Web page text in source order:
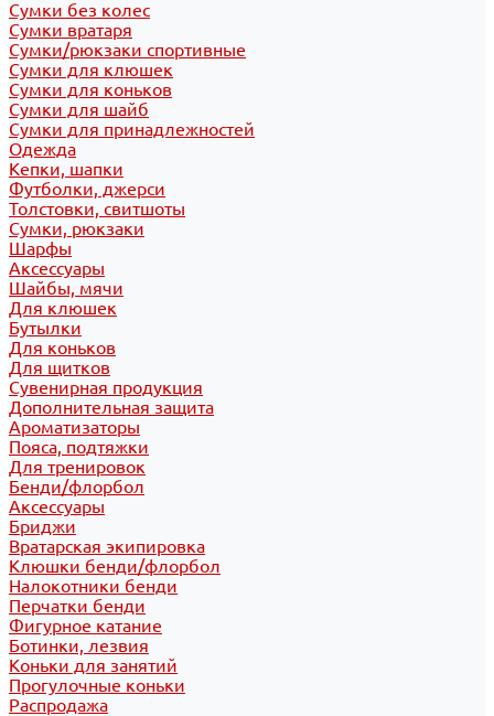
Сумки без колес
Сумки вратаря
Сумки/рюкзаки спортивные
Сумки для клюшек
Сумки для коньков
Сумки для шайб
Сумки для принадлежностей
Одежда
Кепки, шапки
Футболки, джерси
Толстовки, свитшоты
Сумки, рюкзаки
Шарфы
Аксессуары
Шайбы, мячи
Для клюшек
Бутылки
Для коньков
Для щитков
Сувенирная продукция
Дополнительная защита
Ароматизаторы
Пояса, подтяжки
Для тренировок
Бенди/флорбол
Аксессуары
Бриджи
Вратарская экипировка
Клюшки бенди/флорбол
Налокотники бенди
Перчатки бенди
Фигурное катание
Ботинки, лезвия
Коньки для занятий
Прогулочные коньки
Распродажа